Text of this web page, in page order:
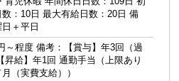
：10日 最大有給日数：20日 備
＋平日
～程度 備考：【賞与】年3回（過
昇給】年1回 通勤手当（上限あり
（実費支給））